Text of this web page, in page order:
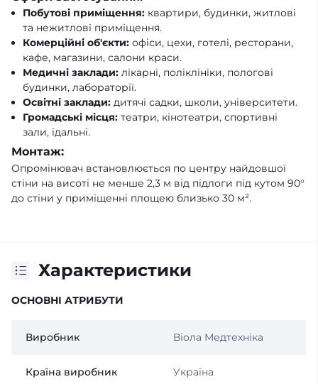
Побутові приміщення: квартири, будинки, житлові
та нежитлові приміщення.
Комерційні об'єкти: офіси, цехи, готелі, ресторани,
кафе, магазини, салони краси.
Медичні заклади: лікарні, поліклініки, пологові
будинки, лабораторії.
Освітні заклади: дитячі садки, школи, університети.
Громадські місця: театри, кінотеатри, спортивні
зали, їдальні.
Монтаж:
Опромінювач встановлюється по центру найдовшої
стіни на висоті не менше 2,3 м від підлоги під кутом 90°
до стіни у приміщенні площею близько 30 м².
Характеристики
ОСНОВНІ АТРИБУТИ
Виробник Віола Медтехніка
Країна виробник Україна